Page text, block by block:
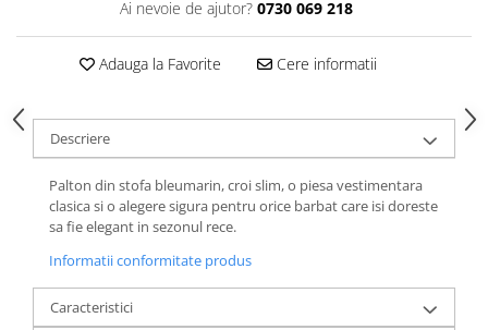
Ai nevoie de ajutor? 0730 069 218
Adauga la Favorite Cere informatii
Descriere
Palton din stofa bleumarin, croi slim, o piesa vestimentara
clasica si o alegere sigura pentru orice barbat care isi doreste
sa fie elegant in sezonul rece.
Informatii conformitate produs
Caracteristici